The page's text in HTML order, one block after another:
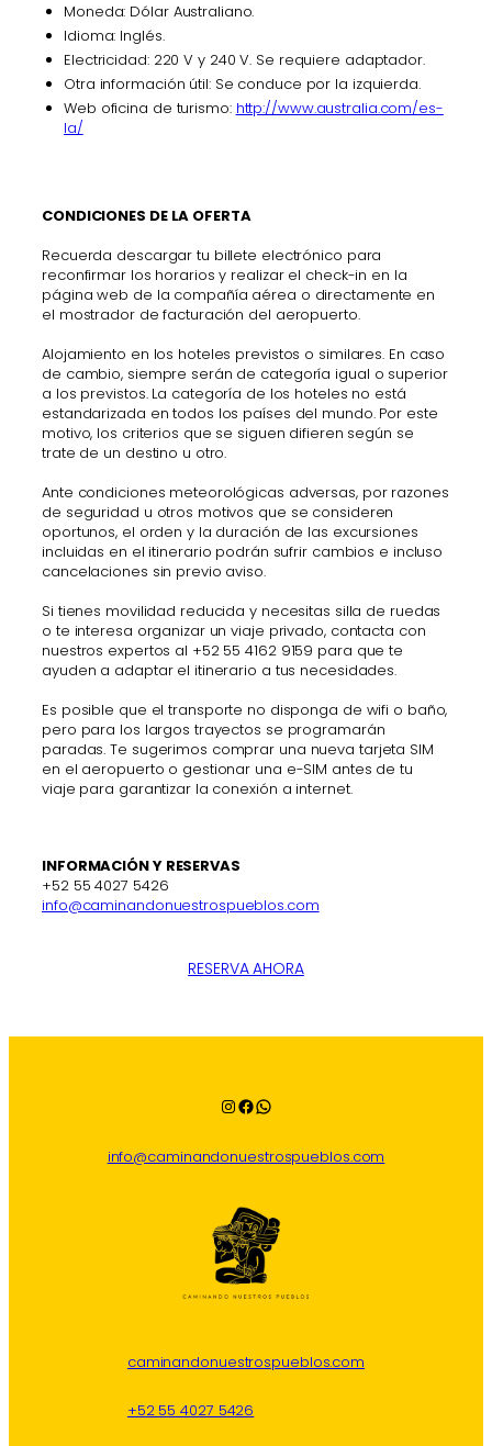
Moneda: Dólar Australiano.
Idioma: Inglés.
Electricidad: 220 V y 240 V. Se requiere adaptador.
Otra información útil: Se conduce por la izquierda.
Web oficina de turismo: http://www.australia.com/es-
la/
CONDICIONES DE LA OFERTA
Recuerda descargar tu billete electrónico para
reconfirmar los horarios y realizar el check-in en la
página web de la compañía aérea o directamente en
el mostrador de facturación del aeropuerto.
Alojamiento en los hoteles previstos o similares. En caso
de cambio, siempre serán de categoría igual o superior
a los previstos. La categoría de los hoteles no está
estandarizada en todos los países del mundo. Por este
motivo, los criterios que se siguen difieren según se
trate de un destino u otro.
Ante condiciones meteorológicas adversas, por razones
de seguridad u otros motivos que se consideren
oportunos, el orden y la duración de las excursiones
incluidas en el itinerario podrán sufrir cambios e incluso
cancelaciones sin previo aviso.
Si tienes movilidad reducida y necesitas silla de ruedas
o te interesa organizar un viaje privado, contacta con
nuestros expertos al +52 55 4162 9159 para que te
ayuden a adaptar el itinerario a tus necesidades.
Es posible que el transporte no disponga de wifi o baño,
pero para los largos trayectos se programarán
paradas. Te sugerimos comprar una nueva tarjeta SIM
en el aeropuerto o gestionar una e-SIM antes de tu
viaje para garantizar la conexión a internet.
INFORMACIÓN Y RESERVAS
+52 55 4027 5426
info@caminandonuestrospueblos.com
RESERVA AHORA
InstagramFacebook WhatsApp
info@caminandonuestrospueblos.com
caminandonuestrospueblos.com
+52 55 4027 5426